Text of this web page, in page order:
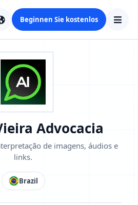
Beginnen Sie kostenlos
Advocacia
de imagens, áudios e
links.
Brazil